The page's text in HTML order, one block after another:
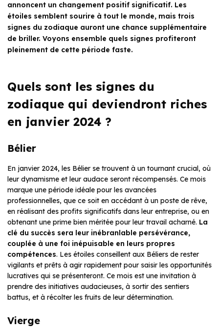
annoncent un changement positif significatif. Les
étoiles semblent sourire à tout le monde, mais trois
signes du zodiaque auront une chance supplémentaire
de briller. Voyons ensemble quels signes profiteront
pleinement de cette période faste.
Quels sont les signes du
zodiaque qui deviendront riches
en janvier 2024 ?
Bélier
En janvier 2024, les Bélier se trouvent à un tournant crucial, où
leur dynamisme et leur audace seront récompensés. Ce mois
marque une période idéale pour les avancées
professionnelles, que ce soit en accédant à un poste de rêve,
en réalisant des profits significatifs dans leur entreprise, ou en
obtenant une prime bien méritée pour leur travail acharné. La
clé du succès sera leur inébranlable persévérance,
couplée à une foi inépuisable en leurs propres
compétences. Les étoiles conseillent aux Béliers de rester
vigilants et prêts à agir rapidement pour saisir les opportunités
lucratives qui se présenteront. Ce mois est une invitation à
prendre des initiatives audacieuses, à sortir des sentiers
battus, et à récolter les fruits de leur détermination.
Vierge